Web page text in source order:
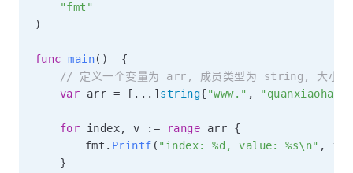
"fmt"
)
func main( )
{
// 定义一个变量为 arr, 成员类型为 string, 大小为
var arr = [ ... ] string{ "www." , "quanxiaoha"
for index, v := range arr {
		fmt
. Printf ( "index: %d, value: %s\n" ,
}